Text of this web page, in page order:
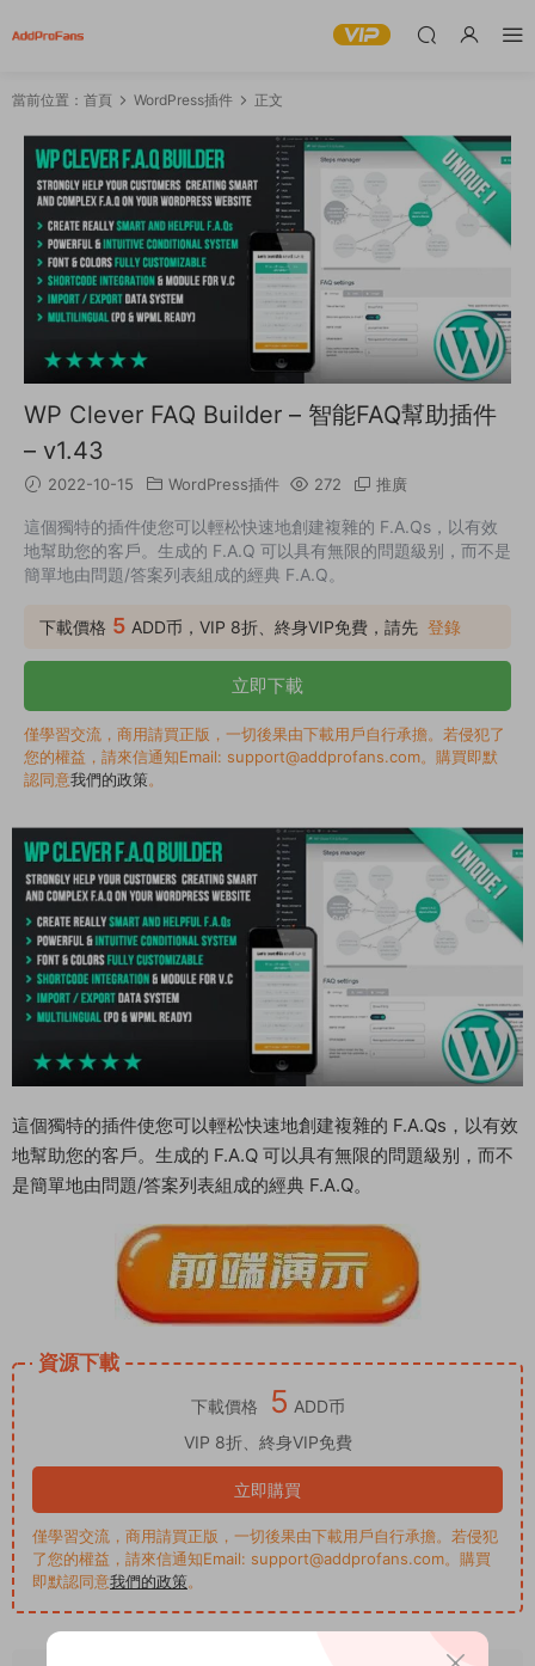
當前位置： 首頁 WordPress插件 正文
WP Clever FAQ Builder – 智能FAQ幫助插件
– v1.43
2022-10-15 WordPress插件 272 推廣
這個獨特的插件使您可以輕松快速地創建複雜的 F.A.Qs，以有效
地幫助您的客戶。生成的 F.A.Q 可以具有無限的問題級别，而不是
簡單地由問題/答案列表組成的經典 F.A.Q。
下載價格 5 ADD币，VIP 8折、終身VIP免費，請先 登錄
立即下載
僅學習交流，商用請買正版，一切後果由下載用戶自行承擔。若侵犯了
您的權益，請來信通知Email: support@addprofans.com。購買即默
認同意我們的政策。
這個獨特的插件使您可以輕松快速地創建複雜的 F.A.Qs，以有效
地幫助您的客戶。生成的 F.A.Q 可以具有無限的問題級别，而不
是簡單地由問題/答案列表組成的經典 F.A.Q。
資源下載
下載價格 5 ADD币
VIP 8折、終身VIP免費
立即購買
僅學習交流，商用請買正版，一切後果由下載用戶自行承擔。若侵犯
了您的權益，請來信通知Email: support@addprofans.com。購買
即默認同意我們的政策。